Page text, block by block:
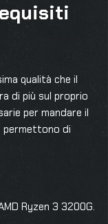
qualità che il
di più sul proprio
per mandare il
permettono di
Ryzen 3 3200G.